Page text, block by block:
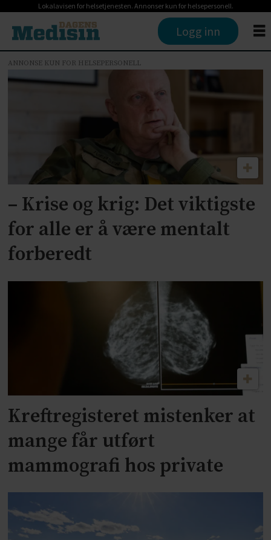
Lokalavisen for helsetjenesten. Annonser kun for helsepersonell.
Logg inn
Tag:
direktoratet
strålevern
og
atomsikkerhet
dsa
ANNONSE KUN FOR HELSEPERSONELL
– Krise og krig: Det viktigste
for alle er å være mentalt
forberedt
Kreftregisteret mistenker at
mange får utført
mammografi hos private